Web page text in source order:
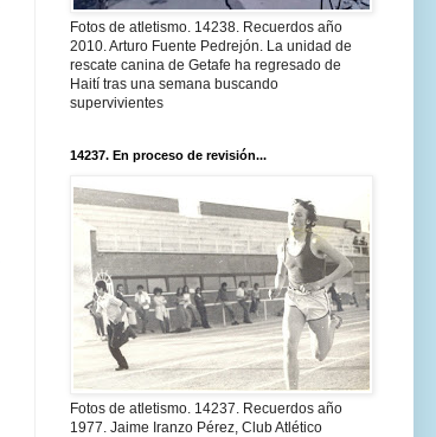
Fotos de atletismo. 14238. Recuerdos año
2010. Arturo Fuente Pedrejón. La unidad de
rescate canina de Getafe ha regresado de
Haití tras una semana buscando
supervivientes
14237. En proceso de revisión...
Fotos de atletismo. 14237. Recuerdos año
1977. Jaime Iranzo Pérez, Club Atlético